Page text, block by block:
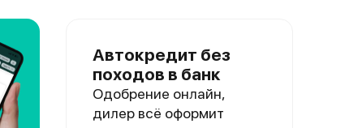
Автокредит без
походов в банк
Одобрение онлайн,
дилер всё оформит